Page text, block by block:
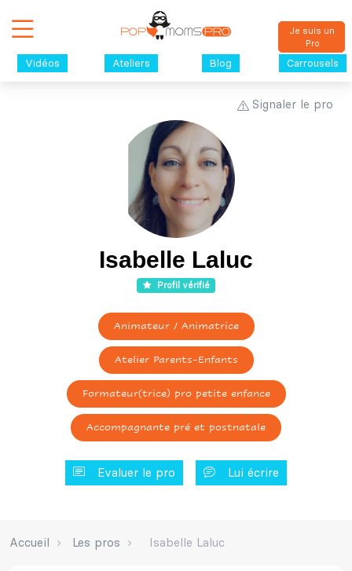
Je suis un
Pro
Vidéos Ateliers Blog Carrousels
Signaler le pro
Isabelle Laluc
Profil vérifié
Animateur / Animatrice
Atelier Parents-Enfants
Formateur(trice) pro petite enfance
Accompagnante pré et postnatale
Evaluer le pro Lui écrire
Accueil Les pros Isabelle Laluc